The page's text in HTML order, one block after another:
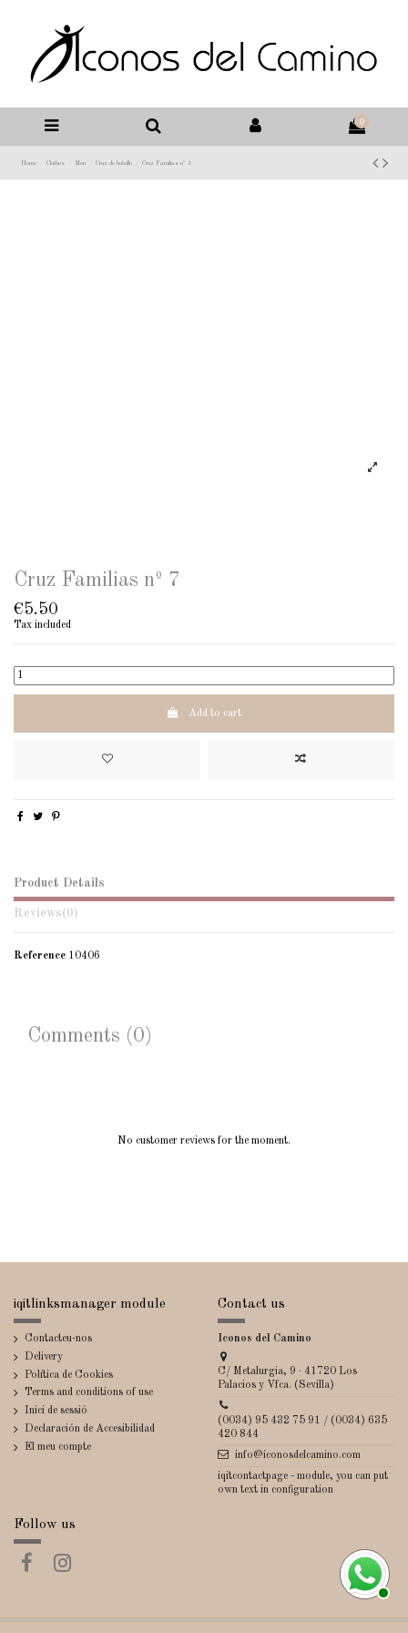
0
Home Clothes Men Cruz de bolsillo Cruz Familias nº 7
Cruz Familias nº 7
€5.50
Tax included
Add to cart
Product Details
Reviews(0)
Reference 10406
Comments (0)
No customer reviews for the moment.
iqitlinksmanager module
Contacteu-nos
Delivery
Política de Cookies
Terms and conditions of use
Inici de sessió
Declaración de Accesibilidad
El meu compte
Contact us
Iconos del Camino
C/ Metalurgia, 9 · 41720 Los
Palacios y Vfca. (Sevilla)
(0034) 95 432 75 91 / (0034) 635
420 844
info@iconosdelcamino.com
iqitcontactpage - module, you can put
own text in configuration
Follow us